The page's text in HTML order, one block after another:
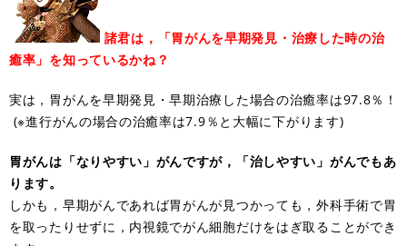
諸君は，「胃がんを早期発見・治療した時の治
癒率」を知っているかね？
実は，胃がんを早期発見・早期治療した場合の治癒率は97.8％！
(※進行がんの場合の治癒率は7.9％と大幅に下がります)
胃がんは「なりやすい」がんですが，「治しやすい」がんでもあ
ります。
しかも，早期がんであれば胃がんが見つかっても，外科手術で胃
を取ったりせずに，内視鏡でがん細胞だけをはぎ取ることができ